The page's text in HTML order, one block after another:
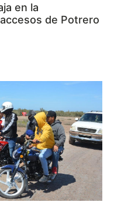
en la
de Potrero